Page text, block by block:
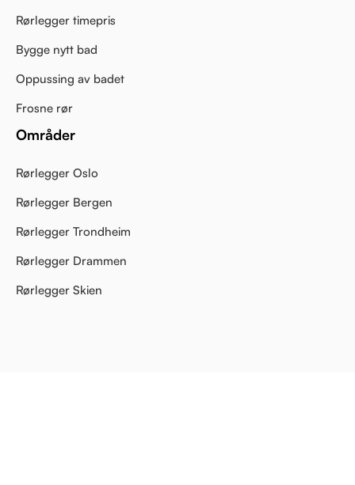
Rørlegger timepris
Bygge nytt bad
Oppussing av badet
Frosne rør
Områder
Rørlegger Oslo
Rørlegger Bergen
Rørlegger Trondheim
Rørlegger Drammen
Rørlegger Skien